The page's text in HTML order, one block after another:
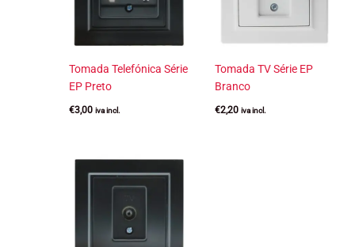
Tomada Telefónica Série
EP Preto
€3,00 iva incl.
Tomada TV Série EP
Branco
€2,20 iva incl.